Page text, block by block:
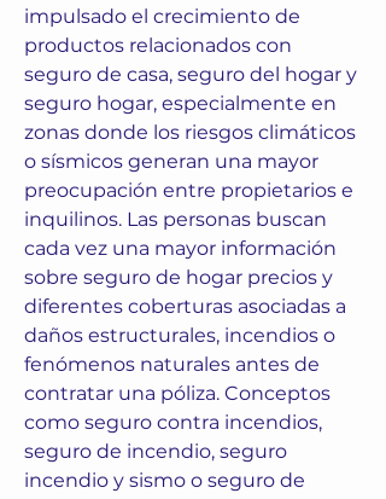
impulsado el crecimiento de
productos relacionados con
seguro de casa, seguro del hogar y
seguro hogar, especialmente en
zonas donde los riesgos climáticos
o sísmicos generan una mayor
preocupación entre propietarios e
inquilinos. Las personas buscan
cada vez una mayor información
sobre seguro de hogar precios y
diferentes coberturas asociadas a
daños estructurales, incendios o
fenómenos naturales antes de
contratar una póliza. Conceptos
como seguro contra incendios,
seguro de incendio, seguro
incendio y sismo o seguro de